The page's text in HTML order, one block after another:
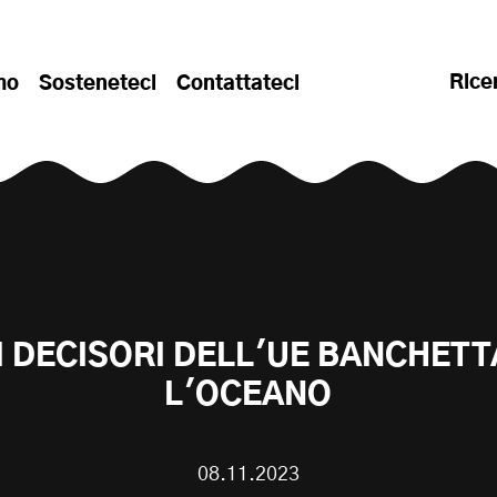
Sosteneteci Contattateci
DECISORI DELL'UE
L'OCEANO
08.11.2023